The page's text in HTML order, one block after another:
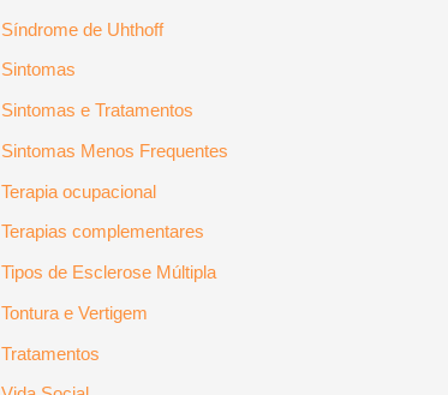
Síndrome de Uhthoff
Sintomas
Sintomas e Tratamentos
Sintomas Menos Frequentes
Terapia ocupacional
Terapias complementares
Tipos de Esclerose Múltipla
Tontura e Vertigem
Tratamentos